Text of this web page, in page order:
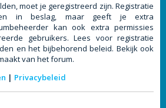
moet je geregistreerd zijn. Registratie
in beslag, maar geeft je extra
kan ook extra permissies
gebruikers. Lees voor registratie
en het bijbehorend beleid. Bekijk ook
van het forum.
| Privacybeleid